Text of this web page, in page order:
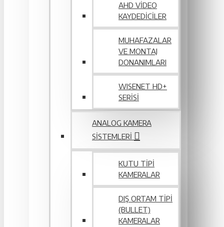
AHD VIDEO
KAYDEDICILER
MUHAFAZALAR
VE MONTAJ
DONANIMLARI
WISENET HD+
SERİSİ
ANALOG KAMERA
SISTEMLERI
KUTU TIPI
KAMERALAR
DIŞ ORTAM TIPI
(BULLET)
KAMERALAR